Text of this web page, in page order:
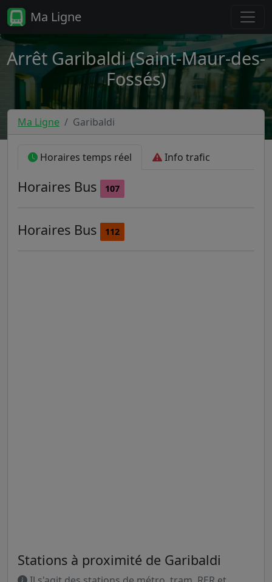
Ma Ligne
Arrêt Garibaldi (Saint-Maur-des-
Fossés)
Ma Ligne Garibaldi
Horaires temps réel Info trafic
Horaires Bus 107
Horaires Bus 112
Stations à proximité de Garibaldi